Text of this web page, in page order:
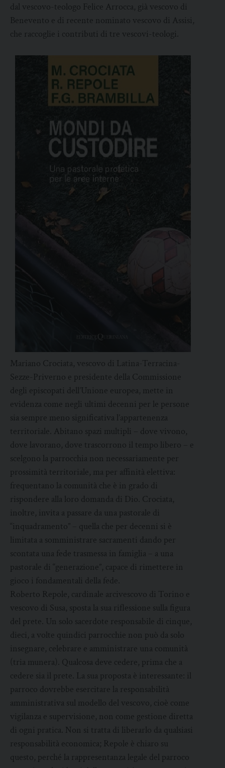
dal vescovo-teologo Felice Arrocca, già vescovo di
Benevento e di recente nominato vescovo di Assisi,
che raccoglie i contributi di tre vescovi-teologi.
Mariano Crociata, vescovo di Latina-Terracina-
Sezze-Priverno e presidente della Commissione
degli episcopati dell’Unione europea, mette in
evidenza come negli ultimi decenni per le persone
sia sempre meno significativa l’appartenenza
territoriale. Abitano spazi multipli – dove vivono,
dove lavorano, dove trascorrono il tempo libero – e
scelgono la parrocchia non necessariamente per
prossimità territoriale, ma per affinità elettiva:
frequentano la comunità che è in grado di
rispondere alla loro domanda di Dio. Crociata,
inoltre, invita a passare da una pastorale di
“inquadramento” – quella che per decenni si è
limitata a somministrare sacramenti dando per
scontata una fede trasmessa in famiglia – a una
pastorale di “generazione”, capace di rimettere in
gioco i fondamentali della fede.
Roberto Repole, cardinale arcivescovo di Torino e
vescovo di Susa, sposta la sua riflessione sulla figura
del prete. Un solo sacerdote responsabile di cinque,
dieci, a volte quindici parrocchie non può da solo
insegnare, celebrare e amministrare una comunità
(tria munera). Qualcosa deve cedere, prima che a
cedere sia il prete. La sua proposta è interessante: il
parroco dovrebbe esercitare la responsabilità
amministrativa sul modello del vescovo, cioè come
vigilanza e supervisione, non come gestione diretta
di ogni pratica. Non si tratta di liberarlo da qualsiasi
responsabilità economica; Repole è chiaro su
questo, perché la rappresentanza legale del parroco